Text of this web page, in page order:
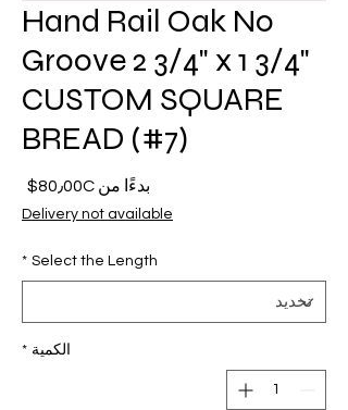
Hand Rail Oak No
Groove 2 3/4" x 1 3/4"
CUSTOM SQUARE
BREAD (#7)
بدءًا من 80٫00C$
Delivery not available
Select the Length
*
الكمية *